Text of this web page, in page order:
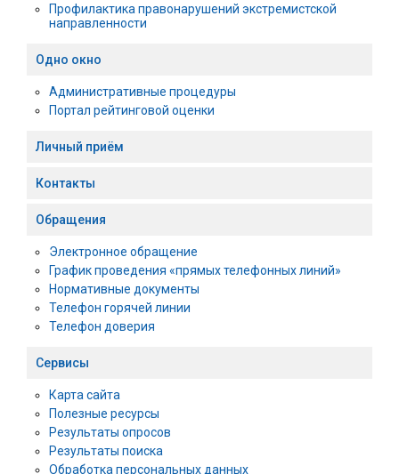
Профилактика правонарушений экстремистской
направленности
Одно окно
Административные процедуры
Портал рейтинговой оценки
Личный приём
Контакты
Обращения
Электронное обращение
График проведения «прямых телефонных линий»
Нормативные документы
Телефон горячей линии
Телефон доверия
Сервисы
Карта сайта
Полезные ресурсы
Результаты опросов
Результаты поиска
Обработка персональных данных